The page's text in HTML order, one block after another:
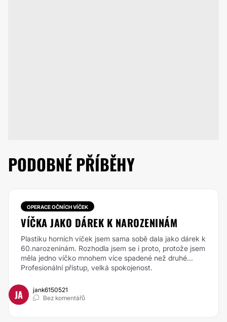
PODOBNÉ PŘÍBĚHY
OPERACE OČNÍCH VÍČEK
VÍČKA JAKO DÁREK K NAROZENINÁM
Plastiku horních víček jsem sama sobě dala jako dárek k
60.narozeninám. Rozhodla jsem se i proto, protože jsem
měla jedno víčko mnohem více spadené než druhé...
Profesionální přístup, velká spokojenost.
JA
jank6150521
Bez komentářů